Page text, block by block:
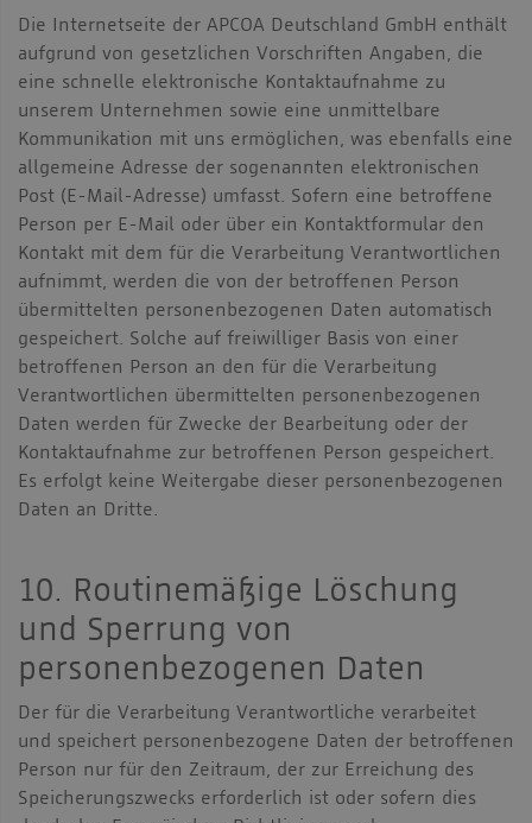
Die Internetseite der APCOA Deutschland GmbH enthält
aufgrund von gesetzlichen Vorschriften Angaben, die
eine schnelle elektronische Kontaktaufnahme zu
unserem Unternehmen sowie eine unmittelbare
Kommunikation mit uns ermöglichen, was ebenfalls eine
allgemeine Adresse der sogenannten elektronischen
Post (E-Mail-Adresse) umfasst. Sofern eine betroffene
Person per E-Mail oder über ein Kontaktformular den
Kontakt mit dem für die Verarbeitung Verantwortlichen
aufnimmt, werden die von der betroffenen Person
übermittelten personenbezogenen Daten automatisch
gespeichert. Solche auf freiwilliger Basis von einer
betroffenen Person an den für die Verarbeitung
Verantwortlichen übermittelten personenbezogenen
Daten werden für Zwecke der Bearbeitung oder der
Kontaktaufnahme zur betroffenen Person gespeichert.
Es erfolgt keine Weitergabe dieser personenbezogenen
Daten an Dritte.
10. Routinemäßige Löschung
und Sperrung von
personenbezogenen Daten
Der für die Verarbeitung Verantwortliche verarbeitet
und speichert personenbezogene Daten der betroffenen
Person nur für den Zeitraum, der zur Erreichung des
Speicherungszwecks erforderlich ist oder sofern dies